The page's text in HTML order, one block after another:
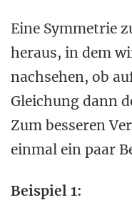
Eine Symmetrie
heraus, in dem
nachsehen, ob
Gleichung dann
Zum besseren
einmal ein paar
Beispiel 1: